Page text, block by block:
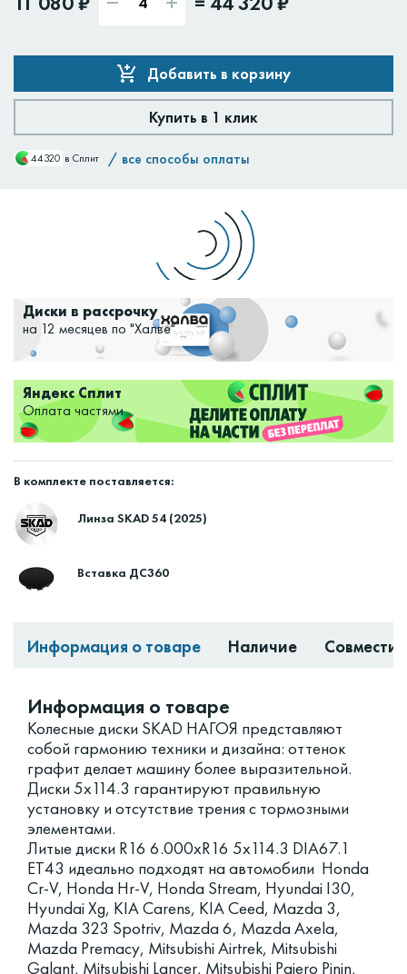
Добавить в корзину
Купить в 1 клик
44320 в Сплит / все способы оплаты
Диски в рассрочку
на 12 месяцев по "Халве"
Яндекс Сплит
Оплата частями
В комплекте поставляется:
Линза SKAD 54 (2025)
Вставка ДС360
Информация о товаре Наличие
Информация о товаре
Колесные диски SKAD НАГОЯ представляют
собой гармонию техники и дизайна: оттенок
графит делает машину более выразительной.
Диски 5x114.3 гарантируют правильную
установку и отсутствие трения с тормозными
элементами.
Литые диски R16 6.000xR16 5x114.3 DIA67.1
ET43 идеально подходят на автомобили Honda
Cr-V, Honda Hr-V, Honda Stream, Hyundai I30,
Hyundai Xg, KIA Carens, KIA Ceed, Mazda 3,
Mazda 323 Spotriv, Mazda 6, Mazda Axela,
Mazda Premacy, Mitsubishi Airtrek, Mitsubishi
Galant, Mitsubishi Lancer, Mitsubishi Pajero Pinin,